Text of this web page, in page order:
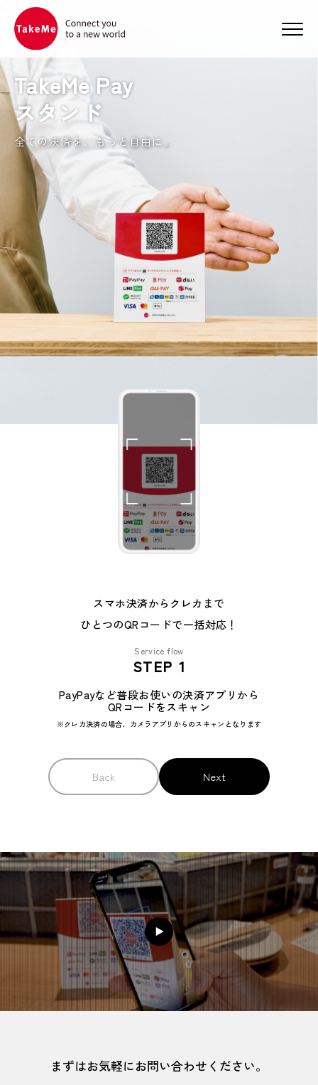
メニ
TakeMe Pay
スタンド
全ての決済を、もっと自由に。
STEP 1
PayPayなど普段お使いの決済アプリから
QRコードをスキャン
※クレカ決済の場合、 カメラアプリからのスキャンとなります
スマホ決済からクレカまで
ひとつのQRコードで一括対応！
Back Next
まずはお気軽にお問い合わせください。